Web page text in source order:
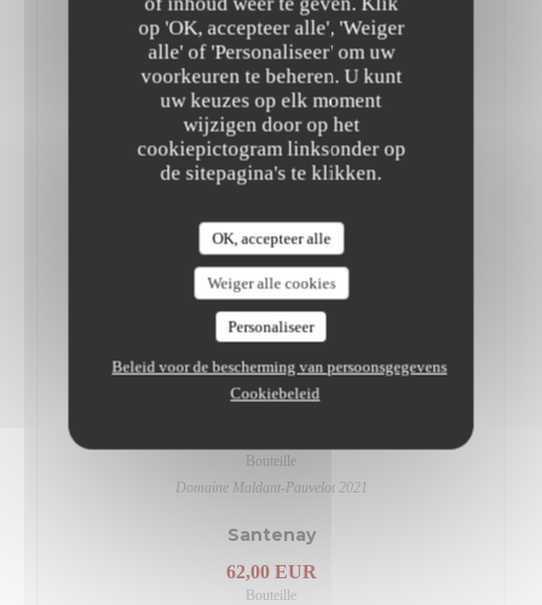
op 'OK, accepteer alle', 'Weiger
alle' of 'Personaliseer' om uw
voorkeuren te beheren. U kunt
uw keuzes op elk moment
wijzigen door op het
cookiepictogram linksonder op
de sitepagina's te klikken.
OK, accepteer alle
Weiger alle cookies
Personaliseer
Beleid voor de bescherming van persoonsgegevens
Cookiebeleid
“Cru du Beaujolais“ Rémy Benon 2020
Côtes de Brouilly
8,00 EUR 24,00 EUR
Carafe 50.
36,00 EUR
Bouteille
Domaine du Pavillon des Chavannes 2021
Bourgogne
Côte d'Or
52,00 EUR
Bouteille
Chorey-lès-Beaune
Bouteille
Domaine Maldant-Pauvelot 2021
Santenay
62,00 EUR
Bouteille